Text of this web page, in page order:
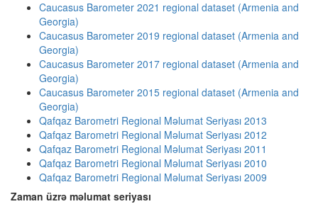
Caucasus Barometer 2021 regional dataset (Armenia and
Georgia)
Caucasus Barometer 2019 regional dataset (Armenia and
Georgia)
Caucasus Barometer 2017 regional dataset (Armenia and
Georgia)
Caucasus Barometer 2015 regional dataset (Armenia and
Georgia)
Qafqaz Barometri Regional Məlumat Seriyası 2013
Qafqaz Barometri Regional Məlumat Seriyası 2012
Qafqaz Barometri Regional Məlumat Seriyası 2011
Qafqaz Barometri Regional Məlumat Seriyası 2010
Qafqaz Barometri Regional Məlumat Seriyası 2009
Zaman üzrə məlumat seriyası